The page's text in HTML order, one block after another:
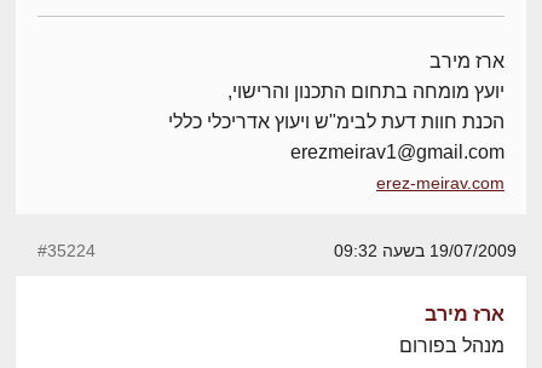
ארז מירב
יועץ מומחה בתחום התכנון והרישוי,
הכנת חוות דעת לבימ"ש ויעוץ אדריכלי כללי
erezmeirav1@gmail.com
erez-meirav.com
19/07/2009 בשעה 09:32 #35224
ארז מירב
מנהל בפורום